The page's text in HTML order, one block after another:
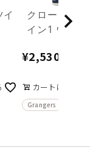
クロージン
イン1 ウォッ
300mL
Grangers
¥2,530
カートに入れる